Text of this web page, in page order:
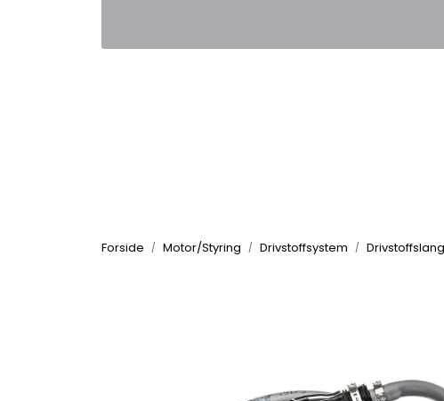
Forside Motor/Styring Drivstoffsystem